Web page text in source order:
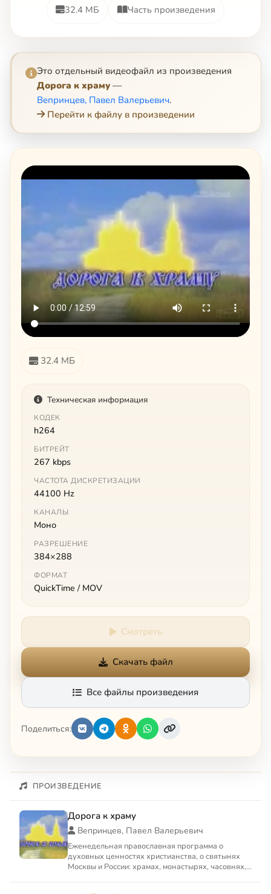
32.4 МБ Часть произведения
Это отдельный видеофайл из произведения
Дорога к храму —
Вепринцев, Павел Валерьевич.
Перейти к файлу в произведении
32.4 МБ
Техническая информация
КОДЕК
h264
БИТРЕЙТ
267 kbps
ЧАСТОТА ДИСКРЕТИЗАЦИИ
44100 Hz
КАНАЛЫ
Моно
РАЗРЕШЕНИЕ
384×288
ФОРМАТ
QuickTime / MOV
Смотреть
Скачать файл
Все файлы произведения
Поделиться:
ПРОИЗВЕДЕНИЕ
Дорога к храму
Вепринцев, Павел Валерьевич
Еженедельная православная программа о
духовных ценностях христианства, о святынях
Москвы и России: храмах, монастырях, часовнях,